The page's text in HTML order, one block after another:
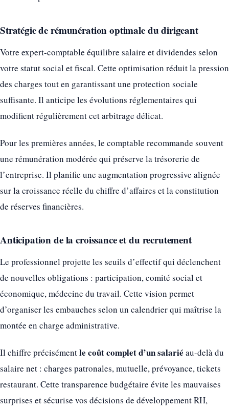
Stratégie de rémunération optimale du dirigeant
Votre expert-comptable équilibre salaire et dividendes selon
votre statut social et fiscal. Cette optimisation réduit la pression
des charges tout en garantissant une protection sociale
suffisante. Il anticipe les évolutions réglementaires qui
modifient régulièrement cet arbitrage délicat.
Pour les premières années, le comptable recommande souvent
une rémunération modérée qui préserve la trésorerie de
l’entreprise. Il planifie une augmentation progressive alignée
sur la croissance réelle du chiffre d’affaires et la constitution
de réserves financières.
Anticipation de la croissance et du recrutement
Le professionnel projette les seuils d’effectif qui déclenchent
de nouvelles obligations : participation, comité social et
économique, médecine du travail. Cette vision permet
d’organiser les embauches selon un calendrier qui maîtrise la
montée en charge administrative.
Il chiffre précisémentle coût complet d’un salarié au-delà du
salaire net : charges patronales, mutuelle, prévoyance, tickets
restaurant. Cette transparence budgétaire évite les mauvaises
surprises et sécurise vos décisions de développement RH,